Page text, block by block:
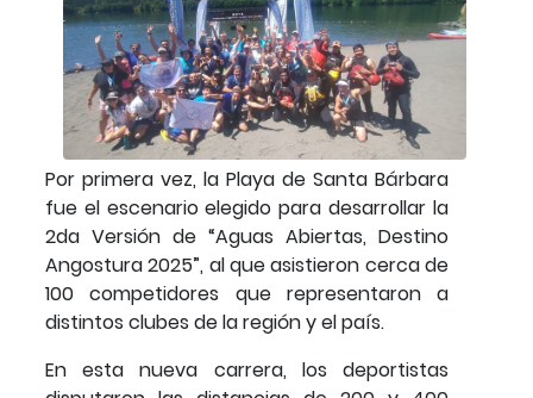
Por primera vez, la Playa de Santa Bárbara
fue el escenario elegido para desarrollar la
2da Versión de “Aguas Abiertas, Destino
Angostura 2025”, al que asistieron cerca de
100 competidores que representaron a
distintos clubes de la región y el país.
En esta nueva carrera, los deportistas